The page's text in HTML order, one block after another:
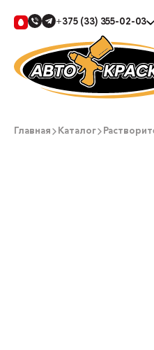
+375 (33) 355-02-03
Главная Каталог